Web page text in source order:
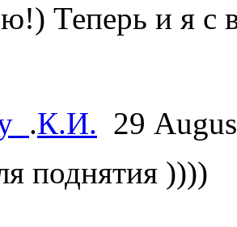
Теперь и я с
.К.И. 29
поднятия ))))